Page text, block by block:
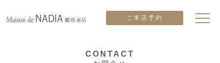
ご来店予約
CONTACT